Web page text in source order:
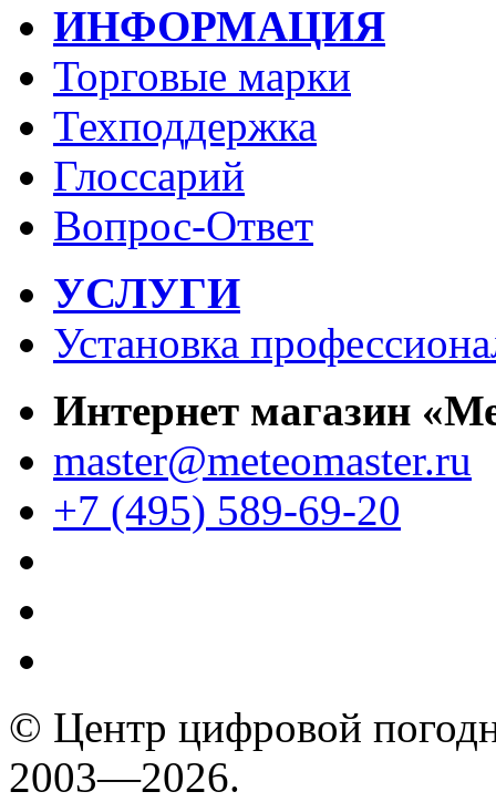
ИНФОРМАЦИЯ
Торговые марки
Техподдержка
Глоссарий
Вопрос-Ответ
УСЛУГИ
Установка
Интернет магазин
master@meteomaster.ru
+7 (495) 589-69-20
© Центр цифровой
2003—2026.